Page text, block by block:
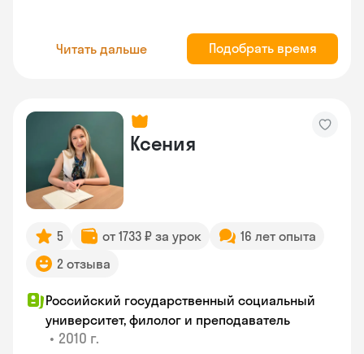
Читать дальше Подобрать время
Ксения
5 от 1733 ₽ за урок
16 лет опыта
2 отзыва
Российский государственный социальный
университет, филолог и преподаватель
• 2010 г.